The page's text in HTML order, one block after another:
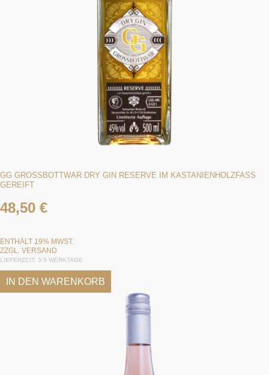
GG GROSSBOTTWAR DRY GIN RESERVE IM KASTANIENHOLZFASS G
EREIFT
48,50 €
ENTHÄLT 19% MWST.
ZZGL. VERSAND
LIEFERZEIT: 3-5 WERKTAGE
IN DEN WARENKORB